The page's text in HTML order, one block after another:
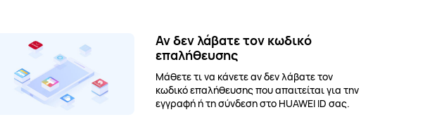
Αν δεν λάβατε τον κωδικό
επαλήθευσης
Μάθετε τι να κάνετε αν δεν λάβατε τον
κωδικό επαλήθευσης που απαιτείται για την
εγγραφή ή τη σύνδεση στο HUAWEI ID σας.